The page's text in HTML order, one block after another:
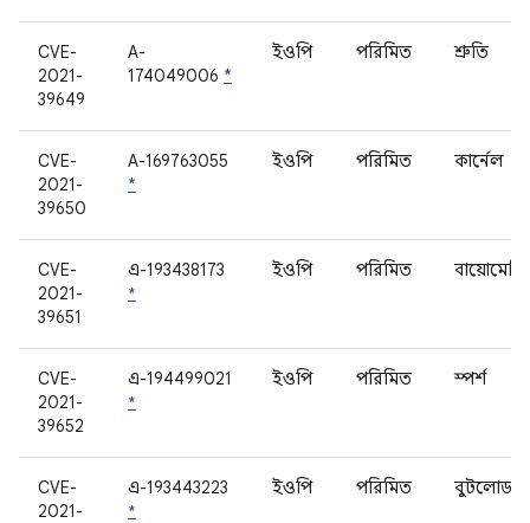
CVE-
2021-
39649
A-
174049006 *
ইওপি পরিমিত শ্রুতি
CVE-
2021-
39650
A-169763055
*
ইওপি পরিমিত কার্নেল
CVE-
2021-
39651
এ-193438173
*
ইওপি পরিমিত
CVE-
2021-
39652
এ-194499021
*
ইওপি পরিমিত স্পর্শ
CVE-
2021-
এ-193443223
*
ইওপি পরিমিত বুটলোডার